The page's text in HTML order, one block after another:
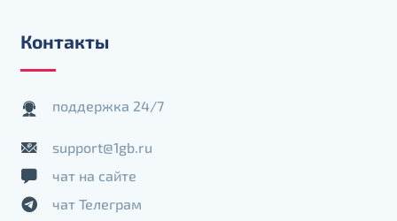
Контакты
поддержка 24/7
support@1gb.ru
чат на сайте
чат Телеграм